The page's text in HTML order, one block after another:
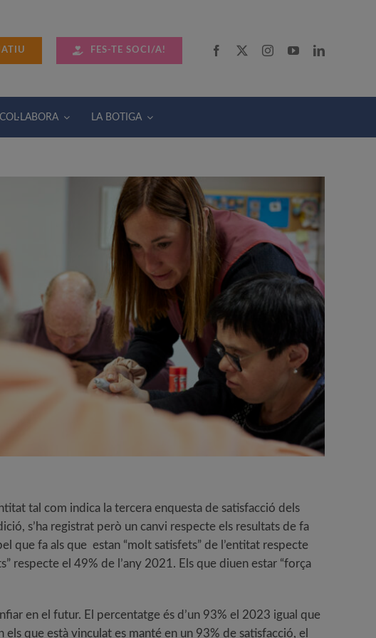
FES-TE SOCI/A!
COL·LABORA LA BOTIGA
tal com indica la tercera enquesta de satisfacció dels
s’ha registrat però un canvi respecte els resultats de fa
que fa als que estan “molt satisfets” de l’entitat respecte
respecte el 49% de l’any 2021. Els que diuen estar “força
en el futur. El percentatge és d’un 93% el 2023 igual que
que està vinculat es manté en un 93% de satisfacció, el